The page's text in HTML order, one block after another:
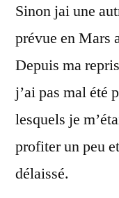
Sinon jai une
prévue en Mars
Depuis ma
j’ai pas mal été
lesquels je
profiter un peu
délaissé.